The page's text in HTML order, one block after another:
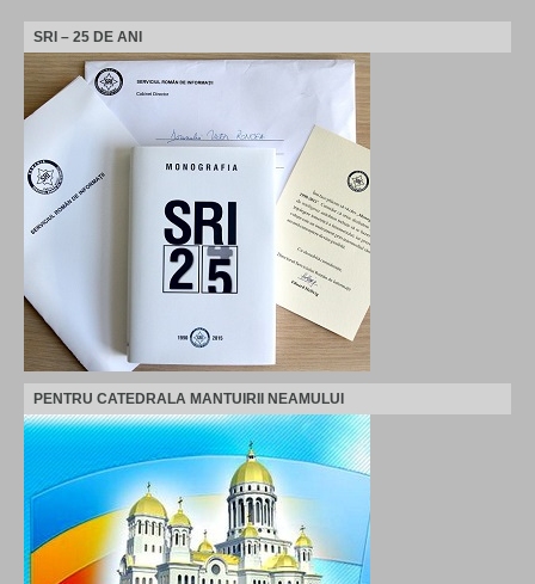
SRI – 25 DE ANI
PENTRU CATEDRALA MANTUIRII NEAMULUI